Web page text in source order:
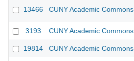
13466 CUNY Academic Commons
3193 CUNY Academic Commons
19814 CUNY Academic Commons